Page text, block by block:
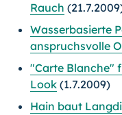
Rauch
Wasserbasierte
anspruchsvolle
"Carte Blanche"
Look (1.7.2009)
Hain baut